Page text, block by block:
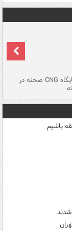
لحظه انفجار جایگاه CNG صحنه در
باشیم